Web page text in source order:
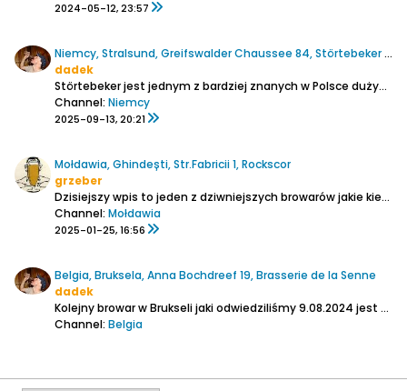
2024-05-12, 23:57
Niemcy, Stralsund, Greifswalder Chaussee 84, Störtebeker Braugasthaus
dadek
Störtebeker jest jednym z bardziej znanych w Polsce dużych browarów warzących nie tylko typową niemiecką klasykę ale i piwa nowofalowe. Są one u nas do nabycia w wielu sklepach specjalistycznych, w Niemczech też lepsze Getränkemarkt je mają, więc wielokrotnie była okazja ich spróbować....
Channel: Niemcy
2025-09-13, 20:21
Mołdawia, Ghindești, Str.Fabricii 1, Rockscor
grzeber
Dzisiejszy wpis to jeden z dziwniejszych browarów jakie kiedykolwiek odwiedziłem. Nowoczesny i obszerny kompleks browaru, wraz z restauracją, położony jest prowincji niemal na z dala od wszystkiego. Ghindești, liczące ok. 1650 mieszkańców (za Wikipedią), to jedno z najmniejszych miast w kraju....
Channel: Mołdawia
2025-01-25, 16:56
Belgia, Bruksela, Anna Bochdreef 19, Brasserie de la Senne
dadek
Kolejny browar w Brukseli jaki odwiedziliśmy 9.08.2024 jest odległy w prostej linii od La Source o 300 m
Channel: Belgia